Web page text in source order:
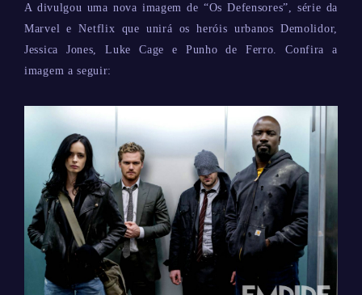
A divulgou uma nova imagem de “Os Defensores”, série da
Marvel e Netflix que unirá os heróis urbanos Demolidor,
Jessica Jones, Luke Cage e Punho de Ferro. Confira a
imagem a seguir: